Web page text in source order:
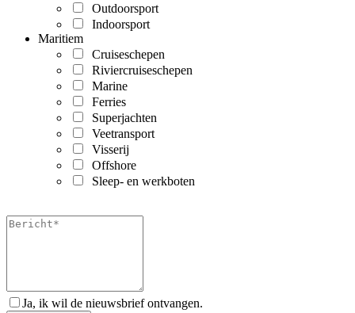
Outdoorsport
Indoorsport
Maritiem
Cruiseschepen
Riviercruiseschepen
Marine
Ferries
Superjachten
Veetransport
Visserij
Offshore
Sleep- en werkboten
Ja, ik wil de nieuwsbrief ontvangen.